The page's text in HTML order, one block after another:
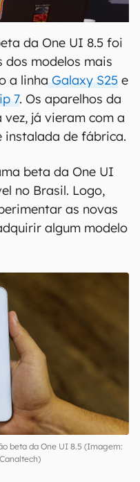
da One UI 8.5 foi
dos modelos mais
a linha Galaxy S25 e
7. Os aparelhos da
vez, já vieram com a
instalada de fábrica.
beta da One UI
no Brasil. Logo,
as novas
algum modelo
beta da One UI 8.5 (Imagem: